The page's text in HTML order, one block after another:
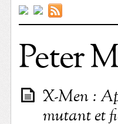
Peter
X-Men :
mutant et